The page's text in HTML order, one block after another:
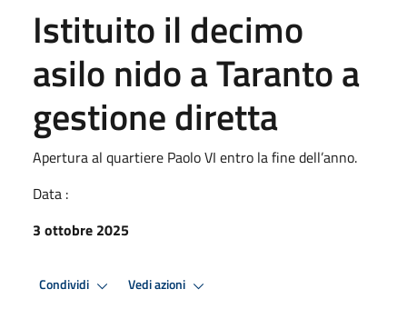
Istituito il decimo
asilo nido a Taranto a
gestione diretta
Apertura al quartiere Paolo VI entro la fine dell’anno.
Data :
3 ottobre 2025
Condividi Vedi azioni